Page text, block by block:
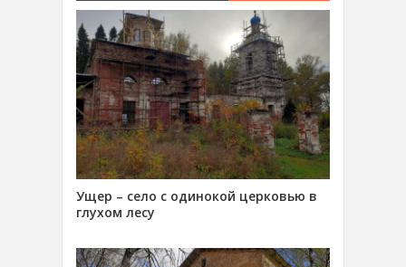
Ущер – село с одинокой церковью в
глухом лесу